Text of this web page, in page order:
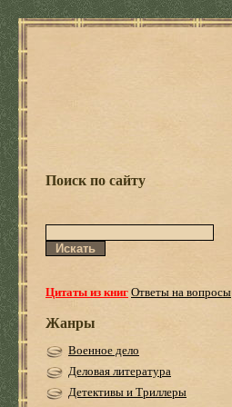
Поиск по сайту
Цитаты из книгОтветы на вопросы
Жанры
Военное дело
Деловая литература
Детективы и Триллеры